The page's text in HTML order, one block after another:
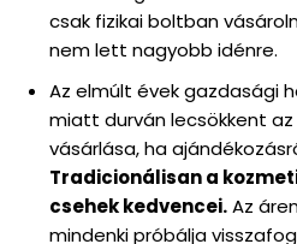
csak fizikai boltban
nem lett nagyobb idénre.
Az elmúlt évek gazdasági
miatt durván lecsökkent
vásárlása, ha
Tradicionálisan a
csehek kedvencei.Az
mindenki próbálja